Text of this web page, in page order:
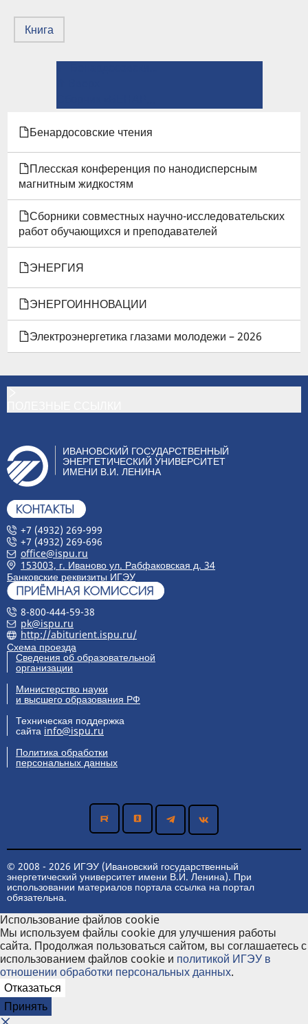
Книга
КНИГИ
ДЛЯ
СБОРНИК
«БЕНАРДОСОВСКИЕ
ЧТЕНИЯ»-2025
Бенардосовские чтения
Плесская конференция по нанодисперсным
магнитным жидкостям
Сборники совместных научно-исследовательских
работ обучающихся и преподавателей
ЭНЕРГИЯ
ЭНЕРГОИННОВАЦИИ
Электроэнергетика глазами молодежи – 2026
ИВАНОВСКИЙ ГОСУДАРСТВЕННЫЙ
ЭНЕРГЕТИЧЕСКИЙ УНИВЕРСИТЕТ
ИМЕНИ В.И. ЛЕНИНА
+7 (4932) 269-999
+7 (4932) 269-696
office@ispu.ru
153003, г. Иваново ул. Рабфаковская д. 34
Банковские реквизиты ИГЭУ
8-800-444-59-38
pk@ispu.ru
http://abiturient.ispu.ru/
Схема проезда
Сведения об образовательной
организации
Министерство науки
и высшего образования РФ
Техническая поддержка
сайта info@ispu.ru
Политика обработки
персональных данных
© 2008 - 2026 ИГЭУ (Ивановский государственный
энергетический университет имени В.И. Ленина). При
использовании материалов портала ссылка на портал
обязательна.
Использование файлов cookie
Мы используем файлы cookie для улучшения работы
сайта. Продолжая пользоваться сайтом, вы соглашаетесь с
использованием файлов cookie и политикой ИГЭУ в
отношении обработки персональных данных.
Отказаться
Принять